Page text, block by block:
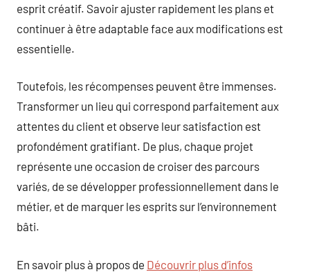
esprit créatif. Savoir ajuster rapidement les plans et
continuer à être adaptable face aux modifications est
essentielle.
Toutefois, les récompenses peuvent être immenses.
Transformer un lieu qui correspond parfaitement aux
attentes du client et observe leur satisfaction est
profondément gratifiant. De plus, chaque projet
représente une occasion de croiser des parcours
variés, de se développer professionnellement dans le
métier, et de marquer les esprits sur l’environnement
bâti.
En savoir plus à propos de Découvrir plus d’infos